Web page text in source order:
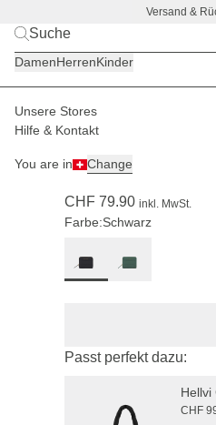
Versand &
DamenHerrenKinder
Unsere Stores
Hilfe & Kontakt
You are in Change
Damen Accessoires
CHF 79.90 inkl. MwSt.
Farbe:Schwarz
Passt perfekt dazu:
Hellvi
CHF